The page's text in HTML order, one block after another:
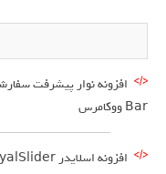
Bar ووکامرس
افزونه اسلایدر RoyalSlider وردپرس